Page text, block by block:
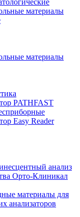
материалы
материалы
PATHFAST
Easy Reader
анализ
Орто-Клиникал
материалы для
анализаторов